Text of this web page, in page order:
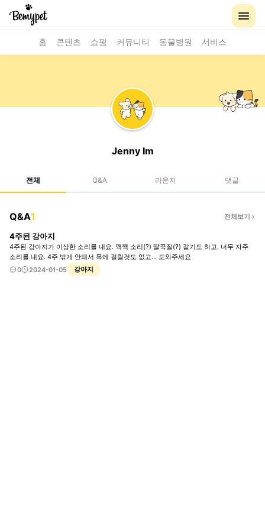
홈 콘텐츠 쇼핑 커뮤니티 동물병원 서비스
Jenny Im
전체 Q&A 라운지 댓글
Q&A1 전체보기
4주된 강아지
4주된 강아지가 이상한 소리를 내요. 깩깩 소리(?) 딸꾹질(?) 같기도 하고. 너무 자주
소리를 내요. 4주 밖게 안돼서 목에 걸릴것도 없고… 도와주세요
0
2024-01-05 강아지